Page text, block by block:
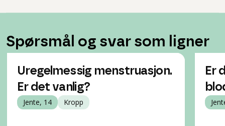
Spørsmål og svar som ligner
Uregelmessig menstruasjon.
Er det vanlig?
Jente, 14 Kropp
Er